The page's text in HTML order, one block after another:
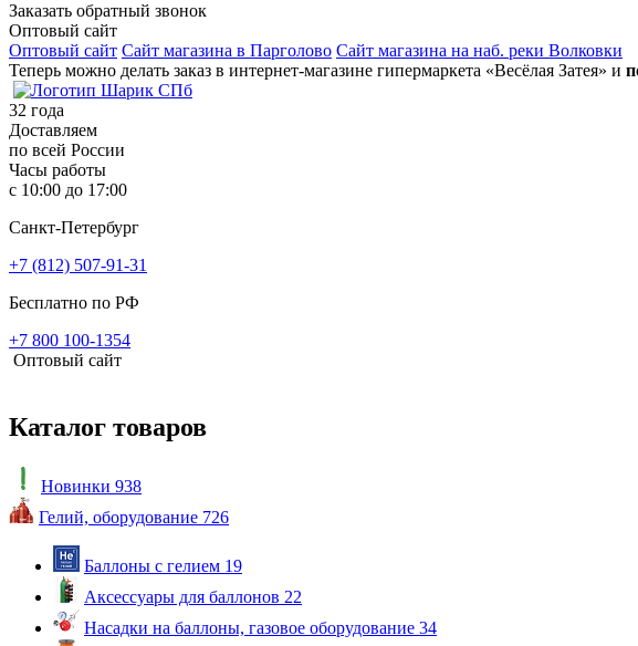
Заказать обратный звонок
Оптовый сайт
Оптовый сайт Сайт магазина в Парголово Сайт магазина на наб. реки Волковки
Теперь можно делать заказ в интернет-магазине гипермаркета «Весёлая Затея» и
32 года
Доставляем
по всей России
Часы работы
с 10:00 до 17:00
Санкт-Петербург
+7 (812) 507-91-31
Бесплатно по РФ
+7 800 100-1354
Оптовый сайт
Каталог товаров
Новинки 938
Гелий, оборудование 726
Баллоны с гелием 19
Аксессуары для баллонов 22
Насадки на баллоны, газовое оборудование 34